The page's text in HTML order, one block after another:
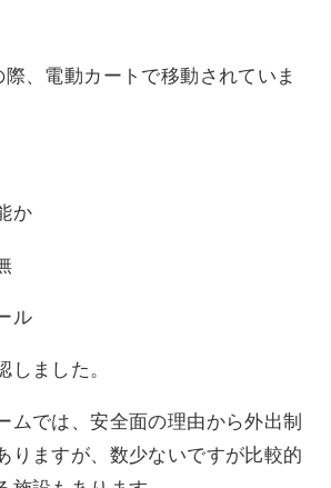
、電動カートで移動されていま
か
ル
しました。
ムでは、安全面の理由から外出制
りますが、数少ないですが比較的